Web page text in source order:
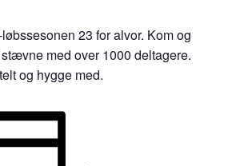
23 for alvor. Kom og
med over 1000 deltagere.
og hygge med.